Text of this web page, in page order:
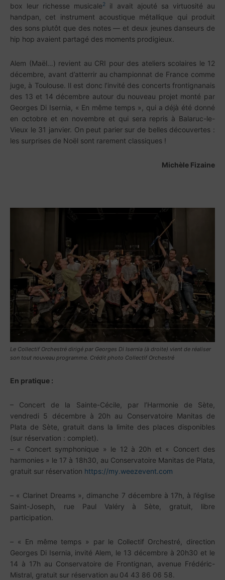
box leur richesse musicale2
il avait ajouté sa virtuosité au
handpan, cet instrument acoustique métallique qui produit
des sons plutôt que des notes — et deux jeunes danseurs de
hip hop avaient partagé des moments prodigieux.
Alem (Maël…) revient au CRI pour des ateliers scolaires le 12
décembre, avant d’atterrir au championnat de France comme
juge, à Toulouse. Il est donc l’invité des concerts frontignanais
des 13 et 14 décembre autour du nouveau projet monté par
Georges Di Isernia, « En même temps », qui a déjà été donné
en octobre et en novembre et qui sera repris à Balaruc-le-
Vieux le 31 janvier. On peut parier sur de belles découvertes :
les surprises de Noël sont rarement classiques !
Michèle Fizaine
Le Collectif Orchestré dirigé par Georges Di Isernia (à droite) vient de réaliser
son tout nouveau programme. Crédit photo Collectif Orchestré
En pratique :
– Concert de la Sainte-Cécile, par l’Harmonie de Sète,
vendredi 5 décembre à 20h au Conservatoire Manitas de
Plata de Sète, gratuit dans la limite des places disponibles
(sur réservation : complet).
– « Concert symphonique » le 12 à 20h et « Concert des
harmonies » le 17 à 18h30, au Conservatoire Manitas de Plata,
gratuit sur réservation https://my.weezevent.com
– « Clarinet Dreams », dimanche 7 décembre à 17h, à l’église
Saint-Joseph, rue Paul Valéry à Sète, gratuit, libre
participation.
– « En même temps » par le Collectif Orchestré, direction
Georges Di Isernia, invité Alem, le 13 décembre à 20h30 et le
14 à 17h au Conservatoire de Frontignan, avenue Frédéric-
Mistral, gratuit sur réservation au 04 43 86 06 58.